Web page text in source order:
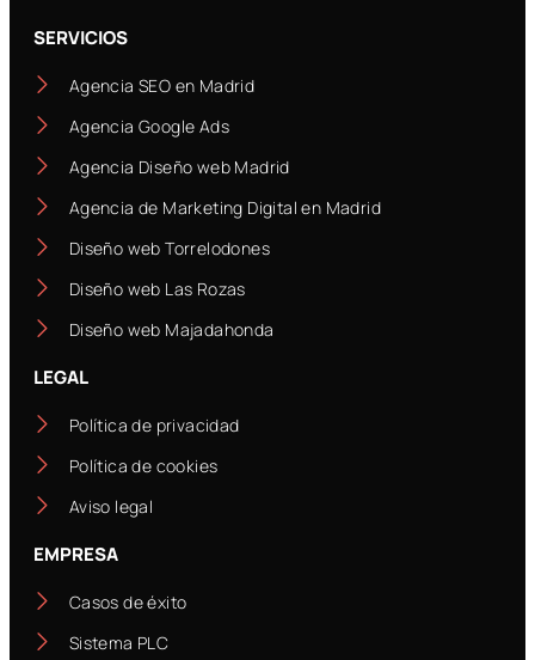
SERVICIOS
Agencia SEO en Madrid
Agencia Google Ads
Agencia Diseño web Madrid
Agencia de Marketing Digital en Madrid
Diseño web Torrelodones
Diseño web Las Rozas
Diseño web Majadahonda
LEGAL
Política de privacidad
Política de cookies
Aviso legal
EMPRESA
Casos de éxito
Sistema PLC